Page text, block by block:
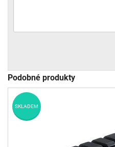
Podobné produkty
SKLADEM